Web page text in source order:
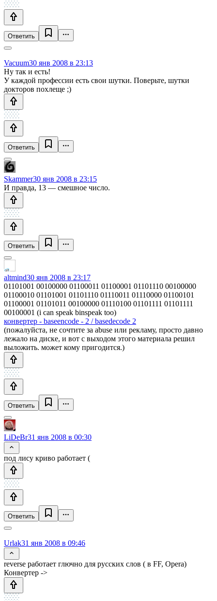
Ответить
Vacuum30 янв 2008 в 23:13
Ну так и есть!
У каждой профессии есть свои шутки. Поверьте, шутки
докторов похлеще ;)
Ответить
Skammer30 янв 2008 в 23:15
И правда, 13 — смешное число.
Ответить
altmind30 янв 2008 в 23:17
01101001 00100000 01100011 01100001 01101110 00100000
01100010 01101001 01101110 01110011 01110000 01100101
01100001 01101011 00100000 01110100 01101111 01101111
00100001 (i can speak binspeak too)
конвертер - baseencode - 2 / basedecode 2
(пожалуйста, не сочтите за abuse или рекламу, просто давно
лежало на диске, и вот с выходом этого материала решил
выложить. может кому пригодится.)
Ответить
LiDeBr31 янв 2008 в 00:30
под лису криво работает (
Ответить
Urlak31 янв 2008 в 09:46
reverse работает глючно для русских слов ( в FF, Opera)
Конвертер ->